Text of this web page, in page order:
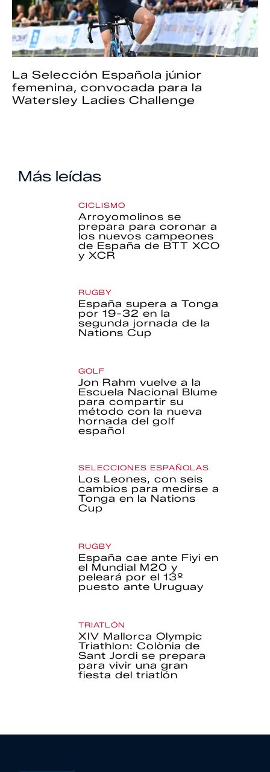
La Selección Española júnior
femenina, convocada para la
Watersley Ladies Challenge
Más leídas
CICLISMO
Arroyomolinos se
prepara para coronar a
los nuevos campeones
de España de BTT XCO
y XCR
RUGBY
España supera a Tonga
por 19-32 en la
segunda jornada de la
Nations Cup
GOLF
Jon Rahm vuelve a la
Escuela Nacional Blume
para compartir su
método con la nueva
hornada del golf
español
SELECCIONES ESPAÑOLAS
Los Leones, con seis
cambios para medirse a
Tonga en la Nations
Cup
RUGBY
España cae ante Fiyi en
el Mundial M20 y
peleará por el 13º
puesto ante Uruguay
TRIATLÓN
XIV Mallorca Olympic
Triathlon: Colònia de
Sant Jordi se prepara
para vivir una gran
fiesta del triatlón